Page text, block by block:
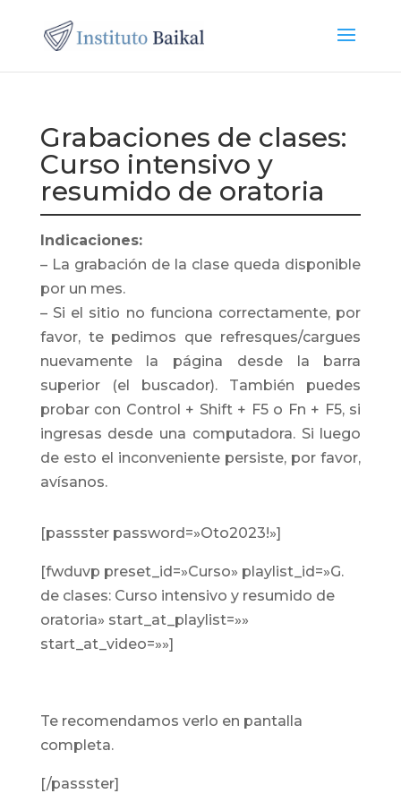
Grabaciones de clases:
Curso intensivo y
resumido de oratoria
Indicaciones:
– La grabación de la clase queda disponible
por un mes.
– Si el sitio no funciona correctamente, por
favor, te pedimos que refresques/cargues
nuevamente la página desde la barra
superior (el buscador). También puedes
probar con Control + Shift + F5 o Fn + F5, si
ingresas desde una computadora. Si luego
de esto el inconveniente persiste, por favor,
avísanos.
[passster password=»Oto2023!»]
[fwduvp preset_id=»Curso» playlist_id=»G.
de clases: Curso intensivo y resumido de
oratoria» start_at_playlist=»»
start_at_video=»»]
Te recomendamos verlo en pantalla
completa.
[/passster]